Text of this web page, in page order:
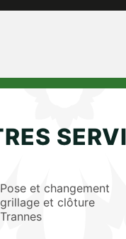
Pose et changement
grillage et clôture
Trannes